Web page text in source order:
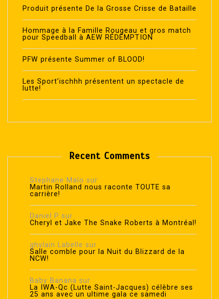
Produit présente De la Grosse Crisse de Bataille
Hommage à la Famille Rougeau et gros match
pour Speedball à AEW RÉDEMPTION
PFW présente Summer of BLOOD!
Les Sport’ischhh présentent un spectacle de
lutte!
Recent Comments
Stephane Malo sur
Martin Rolland nous raconte TOUTE sa
carrière!
Daniel P sur
Cheryl et Jake The Snake Roberts à Montréal!
ghylain Labelle sur
Salle comble pour la Nuit du Blizzard de la
NCW!
Baby Banana sur
La IWA-Qc (Lutte Saint-Jacques) célèbre ses
25 ans avec un ultime gala ce samedi